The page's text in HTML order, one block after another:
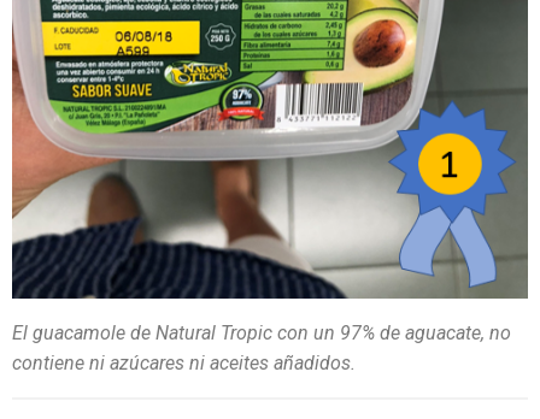
El guacamole de Natural Tropic con un 97% de aguacate, no
contiene ni azúcares ni aceites añadidos.